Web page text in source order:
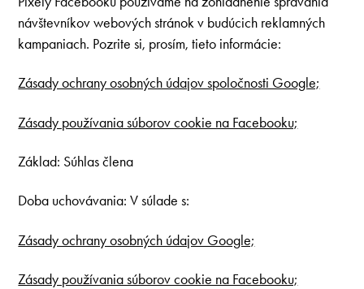
návštevníkov webových stránok v budúcich reklamných
kampaniach. Pozrite si, prosím, tieto informácie:
Zásady ochrany osobných údajov spoločnosti Google;
Zásady používania súborov cookie na Facebooku;
Základ: Súhlas člena
Doba uchovávania: V súlade s:
Zásady ochrany osobných údajov Google;
Zásady používania súborov cookie na Facebooku;